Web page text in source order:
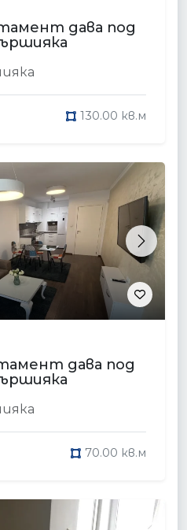
дава под
130.00 кв.м
Next
дава под
70.00 кв.м